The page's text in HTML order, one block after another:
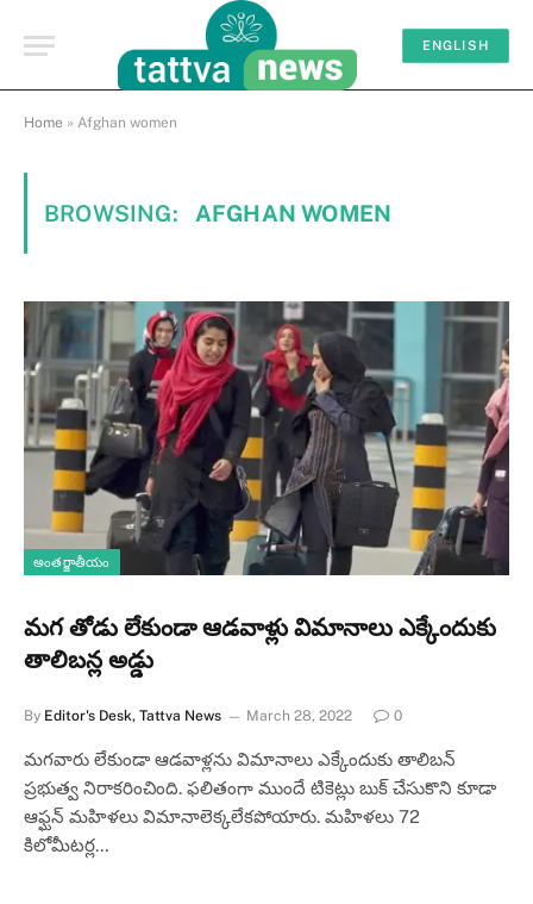
ENGLISH
Home » Afghan women
BROWSING: AFGHAN WOMEN
అంతర్జాతీయం
మగ తోడు లేకుండా ఆడవాళ్లు విమానాలు ఎక్కేందుకు
తాలిబన్ల అడ్డు
By Editor's Desk, Tattva News March 28, 2022 0
మగవారు లేకుండా ఆడవాళ్లను విమానాలు ఎక్కేందుకు తాలిబన్‌
ప్రభుత్వ నిరాకరించింది. ఫలితంగా ముందే టికెట్లు బుక్‌ చేసుకొని కూడా
ఆఫ్ఘన్‌ మహిళలు విమానాలెక్కలేకపోయారు. మహిళలు 72
కిలోమీటర్ల…